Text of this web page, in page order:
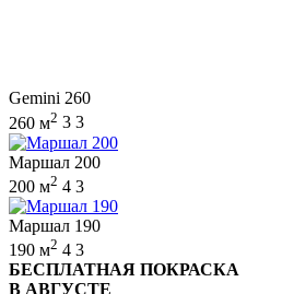
Gemini 260
260 м2 3 3
Маршал 200
200 м2 4 3
Маршал 190
190 м2 4 3
БЕСПЛАТНАЯ ПОКРАСКА
В АВГУСТЕ